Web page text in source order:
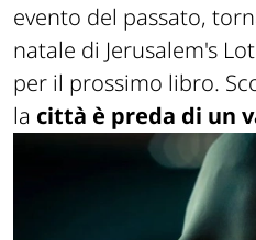
evento del passato,
natale di Jerusalem's
per il prossimo libro.
la città è preda di un